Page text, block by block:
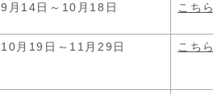
9月14日～10月18日 こちら
10月19日～11月29日 こちら